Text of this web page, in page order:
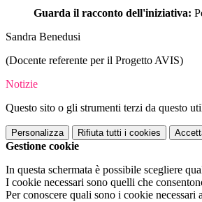
Guarda il racconto dell'iniziativa:
Sandra Benedusi
(Docente referente per il Progetto AVIS)
Notizie
Questo sito o gli strumenti terzi da questo
Personalizza Rifiuta tutti i cookies
Gestione cookie
In questa schermata è possibile scegliere
I cookie necessari sono quelli che
Per conoscere quali sono i cookie